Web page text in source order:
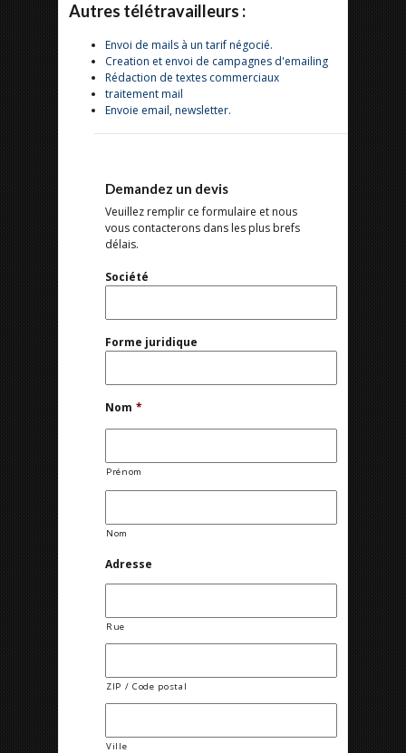
Autres télétravailleurs :
Envoi de mails à un tarif négocié.
Creation et envoi de campagnes d'emailing
Rédaction de textes commerciaux
traitement mail
Envoie email, newsletter.
Demandez un devis
Veuillez remplir ce formulaire et nous
vous contacterons dans les plus brefs
délais.
Société
Forme juridique
Nom *
Prénom
Nom
Adresse
Rue
ZIP / Code postal
Ville